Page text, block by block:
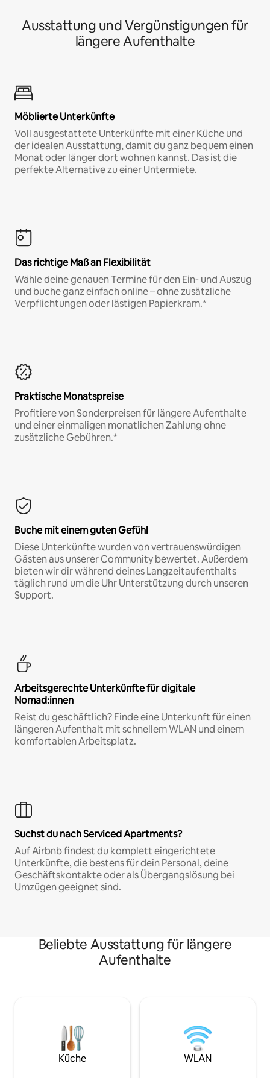
Ausstattung und Vergünstigungen für
längere Aufenthalte
Möblierte Unterkünfte
Voll ausgestattete Unterkünfte mit einer Küche und
der idealen Ausstattung, damit du ganz bequem einen
Monat oder länger dort wohnen kannst. Das ist die
perfekte Alternative zu einer Untermiete.
Das richtige Maß an Flexibilität
Wähle deine genauen Termine für den Ein- und Auszug
und buche ganz einfach online – ohne zusätzliche
Verpflichtungen oder lästigen Papierkram.*
Praktische Monatspreise
Profitiere von Sonderpreisen für längere Aufenthalte
und einer einmaligen monatlichen Zahlung ohne
zusätzliche Gebühren.*
Buche mit einem guten Gefühl
Diese Unterkünfte wurden von vertrauenswürdigen
Gästen aus unserer Community bewertet. Außerdem
bieten wir dir während deines Langzeitaufenthalts
täglich rund um die Uhr Unterstützung durch unseren
Support.
Arbeitsgerechte Unterkünfte für digitale
Nomad:innen
Reist du geschäftlich? Finde eine Unterkunft für einen
längeren Aufenthalt mit schnellem WLAN und einem
komfortablen Arbeitsplatz.
Suchst du nach Serviced Apartments?
Auf Airbnb findest du komplett eingerichtete
Unterkünfte, die bestens für dein Personal, deine
Geschäftskontakte oder als Übergangslösung bei
Umzügen geeignet sind.
Beliebte Ausstattung für längere
Aufenthalte
Küche WLAN